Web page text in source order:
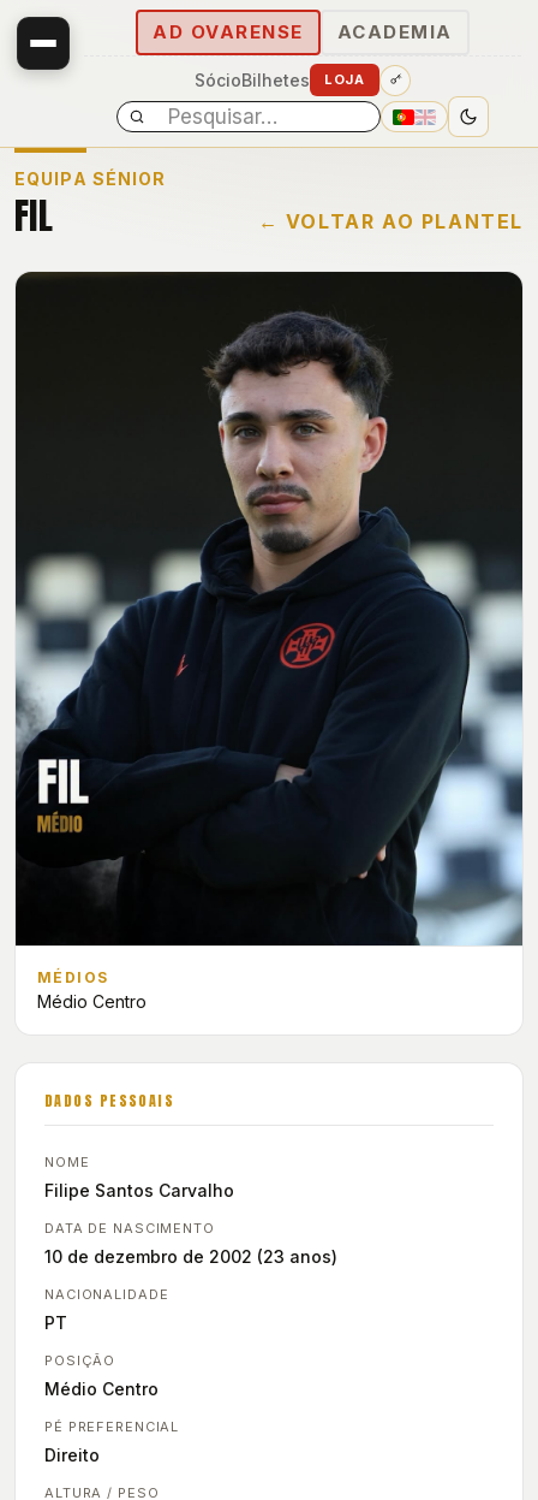
AD OVARENSE ACADEMIA
SócioBilhetes LOJA
EQUIPA SÉNIOR
FIL ← VOLTAR AO PLANTEL
MÉDIOS
Médio Centro
DADOS PESSOAIS
NOME
Filipe Santos Carvalho
DATA DE NASCIMENTO
10 de dezembro de 2002 (23 anos)
NACIONALIDADE
PT
POSIÇÃO
Médio Centro
PÉ PREFERENCIAL
Direito
ALTURA / PESO